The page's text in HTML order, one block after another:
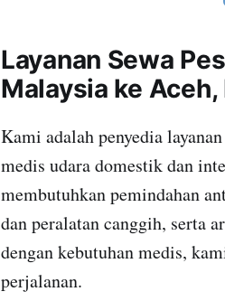
Layanan Sewa
Malaysia ke
Kami adalah penyedia
medis udara domestik dan
membutuhkan pemindahan
dan peralatan canggih, serta
dengan kebutuhan medis,
perjalanan.